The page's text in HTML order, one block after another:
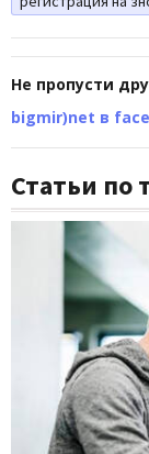
Не пропусти
bigmir)net в
Статьи по